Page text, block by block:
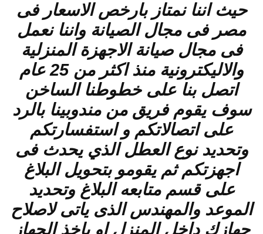
حيث اننا نمتاز بارخص الاسعار فى
مصر فى مجال الصيانة واننا نعمل
فى مجال صيانة الاجهزة المنزلية
والاليكترونية منذ اكثر من 25 عام
اتصل بنا على خطوطنا الساخن
سوف يقوم فريق من مندوبينا بالرد
على اتصالاتكم و استفسارتكم
وتحديد نوع العطل الذي يحدث فى
اجهزتكم ثم يقومو بتحويل البلاغ
على قسم متابعه البلاغ وتحديد
الموعد والمهندس الذى ياتى لاصلاح
جهازك داخل المنزل او باخذ الجهاز